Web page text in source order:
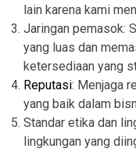
lain karena kami
Jaringan pemasok:
yang luas dan
ketersediaan yang
Reputasi: Menjaga
yang baik dalam
Standar etika dan
lingkungan yang